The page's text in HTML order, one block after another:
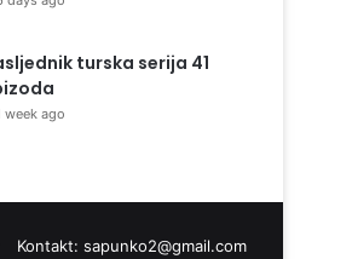
turska serija 41
week ago
Kontakt: sapunko2@gmail.com